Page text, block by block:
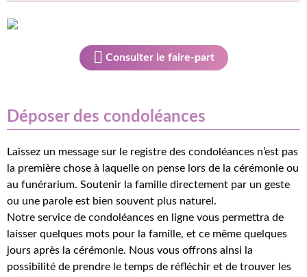
Consulter le faire-part
Déposer des condoléances
Laissez un message sur le registre des condoléances n’est pas
la première chose à laquelle on pense lors de la cérémonie ou
au funérarium. Soutenir la famille directement par un geste
ou une parole est bien souvent plus naturel.
Notre service de condoléances en ligne vous permettra de
laisser quelques mots pour la famille, et ce même quelques
jours après la cérémonie. Nous vous offrons ainsi la
possibilité de prendre le temps de réfléchir et de trouver les